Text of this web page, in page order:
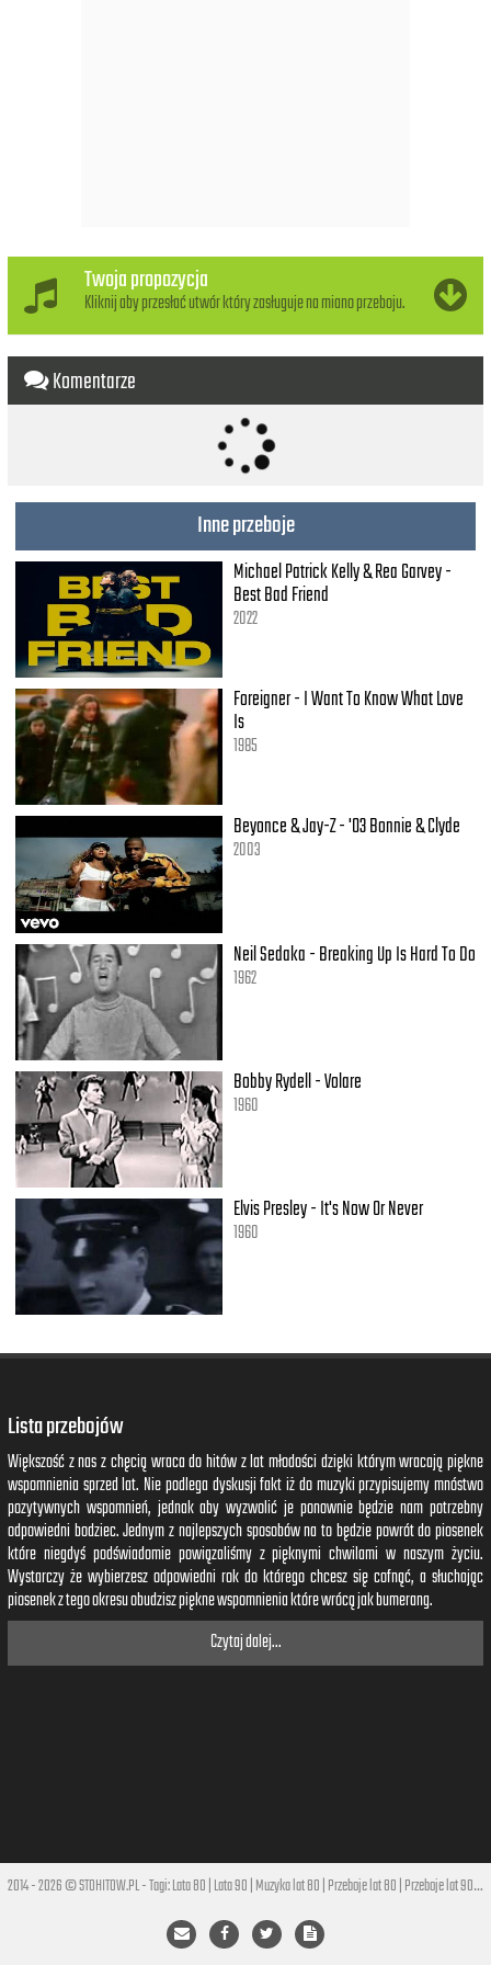
Il dit Dieu, Jéhovah ou Allah
Ou Vishnou Ou Vishnou
Il dit Dieu, Jéhovah ou Allah
John est mort en plein vol
Un matin d'automne
Près de Mékong
Twoja propozycja
Kliknij aby przesłać utwór który zasługuje na miano przeboju.
Komentarze
Inne przeboje
Michael Patrick Kelly & Rea Garvey -
Best Bad Friend
2022
Foreigner - I Want To Know What Love
Is
1985
Beyonce & Jay-Z - '03 Bonnie & Clyde
2003
Neil Sedaka - Breaking Up Is Hard To Do
1962
Bobby Rydell - Volare
1960
Elvis Presley - It's Now Or Never
1960
Lista przebojów
Większość z nas z chęcią wraca do hitów z lat młodości dzięki którym wracają piękne
wspomnienia sprzed lat. Nie podlega dyskusji fakt iż do muzyki przypisujemy mnóstwo
pozytywnych wspomnień, jednak aby wyzwolić je ponownie będzie nam potrzebny
odpowiedni bodziec. Jednym z najlepszych sposobów na to będzie powrót do piosenek
które niegdyś podświadomie powiązaliśmy z pięknymi chwilami w naszym życiu.
Wystarczy że wybierzesz odpowiedni rok do którego chcesz się cofnąć, a słuchając
piosenek z tego okresu obudzisz piękne wspomnienia które wrócą jak bumerang.
Czytaj dalej...
2014 - 2026 © STOHITOW.PL - Tagi:Lata 80|Lata 90|Muzyka lat 80|Przeboje lat 80|Przeboje lat 90|